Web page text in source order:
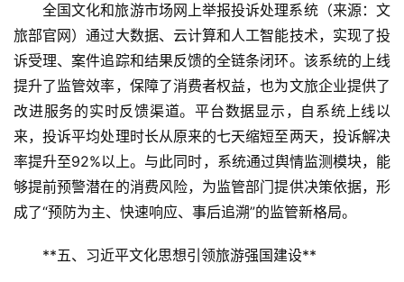
全国文化和旅游市场网上举报投诉处理系统（来源：文
旅部官网）通过大数据、云计算和人工智能技术，实现了投
诉受理、案件追踪和结果反馈的全链条闭环。该系统的上线
提升了监管效率，保障了消费者权益，也为文旅企业提供了
改进服务的实时反馈渠道。平台数据显示，自系统上线以
来，投诉平均处理时长从原来的七天缩短至两天，投诉解决
率提升至92%以上。与此同时，系统通过舆情监测模块，能
够提前预警潜在的消费风险，为监管部门提供决策依据，形
成了“预防为主、快速响应、事后追溯”的监管新格局。
**五、习近平文化思想引领旅游强国建设**